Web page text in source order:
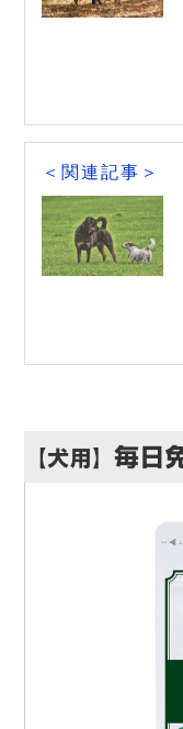
＜関連記事＞